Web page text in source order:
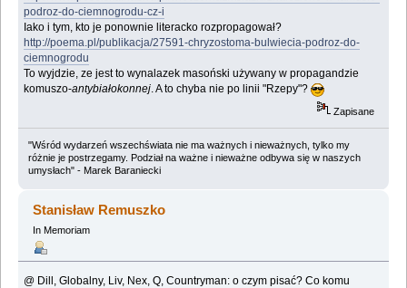
podroz-do-ciemnogrodu-cz-i
Iako i tym, kto je ponownie literacko rozpropagował?
http://poema.pl/publikacja/27591-chryzostoma-bulwiecia-podroz-do-
ciemnogrodu
To wyjdzie, ze jest to wynalazek masoński używany w propagandzie
komuszo-antybiałokonnej. A to chyba nie po linii "Rzepy"?
Zapisane
"Wśród wydarzeń wszechświata nie ma ważnych i nieważnych, tylko my
różnie je postrzegamy. Podział na ważne i nieważne odbywa się w naszych
umysłach" - Marek Baraniecki
Stanisław Remuszko
In Memoriam
@ Dill, Globalny, Liv, Nex, Q, Countryman: o czym pisać? Co komu